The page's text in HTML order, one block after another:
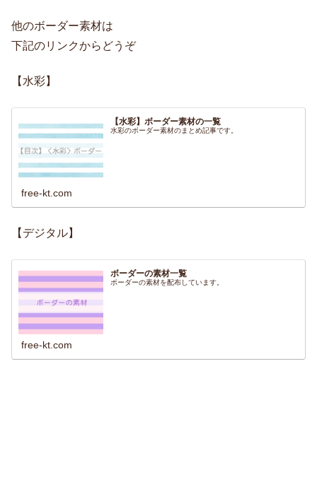
他のボーダー素材は
下記のリンクからどうぞ
【水彩】
【水彩】ボーダー素材の一覧
水彩のボーダー素材のまとめ記事です。
free-kt.com
【デジタル】
ボーダーの素材一覧
ボーダーの素材を配布しています。
free-kt.com